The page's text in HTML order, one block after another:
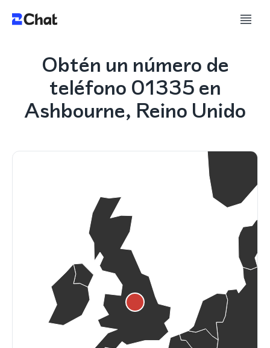
Obtén un número de
teléfono 01335 en
Ashbourne, Reino Unido